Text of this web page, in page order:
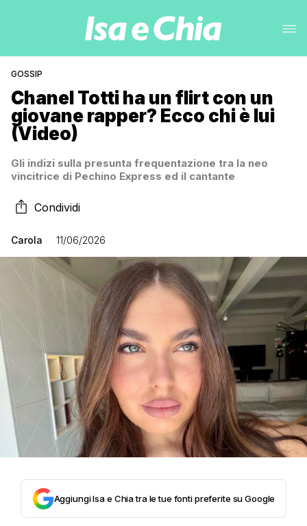
GOSSIP
Chanel Totti ha un flirt con un
giovane rapper? Ecco chi è lui
(Video)
Gli indizi sulla presunta frequentazione tra la neo
vincitrice di Pechino Express ed il cantante
Condividi
Carola 11/06/2026
Aggiungi Isa e Chia tra le tue fonti preferite su Google